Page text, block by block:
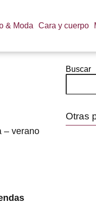
& Moda Cara y cuerpo
– verano
Buscar
Otras